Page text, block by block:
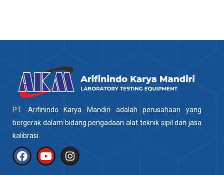
PT. Arifinindo Karya Mandiri adalah perusahaan yang
bergerak dalam bidang pengadaan alat teknik sipil dan jasa
kalibrasi.